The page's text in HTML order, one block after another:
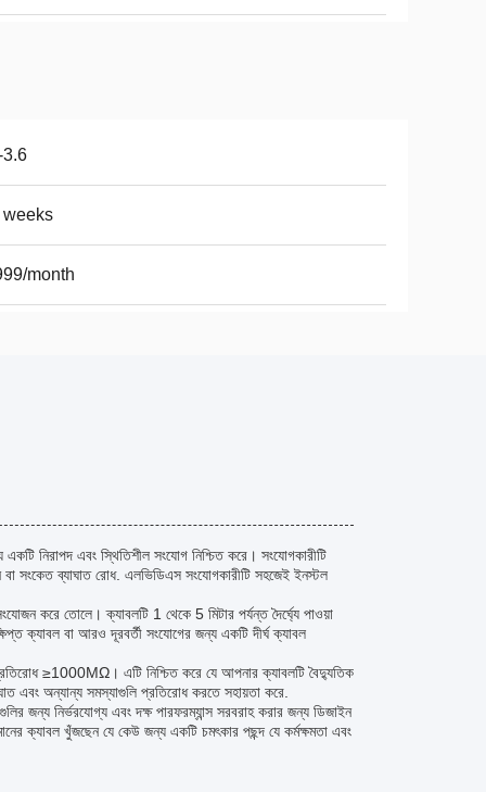
3.6
weeks
month
নিরাপদ এবং স্থিতিশীল সংযোগ নিশ্চিত করে। সংযোগকারীটি
সংকেত ব্যাঘাত রোধ. এলভিডিএস সংযোগকারীটি সহজেই ইনস্টল
করে তোলে। ক্যাবলটি 1 থেকে 5 মিটার পর্যন্ত দৈর্ঘ্যে পাওয়া
ক্যাবল বা আরও দূরবর্তী সংযোগের জন্য একটি দীর্ঘ ক্যাবল
≥1000MΩ। এটি নিশ্চিত করে যে আপনার ক্যাবলটি বৈদ্যুতিক
এবং অন্যান্য সমস্যাগুলি প্রতিরোধ করতে সহায়তা করে.
জন্য নির্ভরযোগ্য এবং দক্ষ পারফরম্যান্স সরবরাহ করার জন্য ডিজাইন
ক্যাবল খুঁজছেন যে কেউ জন্য একটি চমৎকার পছন্দ যে কর্মক্ষমতা এবং